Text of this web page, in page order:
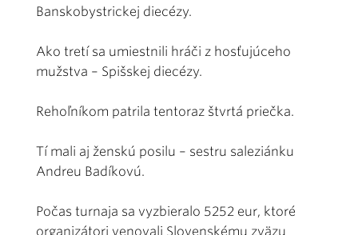
Banskobystrickej diecézy.
Ako tretí sa umiestnili hráči z hosťujúceho
mužstva – Spišskej diecézy.
Rehoľníkom patrila tentoraz štvrtá priečka.
Tí mali aj ženskú posilu – sestru saleziánku
Andreu Badíkovú.
Počas turnaja sa vyzbieralo 5252 eur, ktoré
organizátori venovali Slovenskému zväzu